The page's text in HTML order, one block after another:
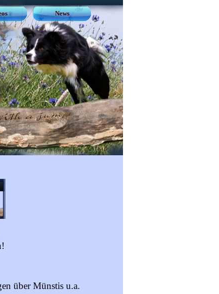
News
über Münstis u.a.